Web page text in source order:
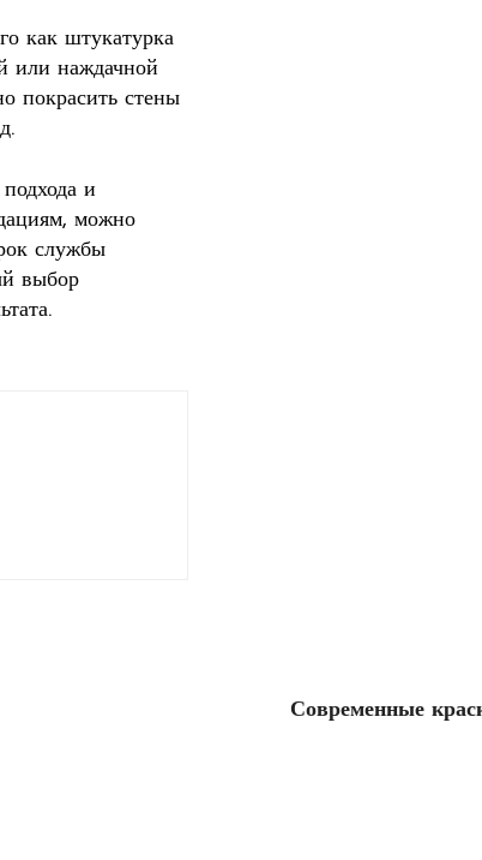
как штукатурка
или наждачной
покрасить стены
и
можно
службы
выбор
Современные